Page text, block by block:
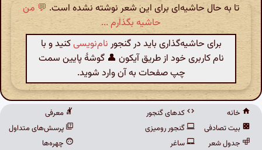
تا به حال حاشیه‌ای برای این شعر نوشته نشده است. 💬 من
حاشیه بگذارم ...
برای حاشیه‌گذاری باید در گنجور نام‌نویسیکنید و با
نام کاربری خود از طریق آیکون 👤 گوشهٔ پایین سمت
چپ صفحات به آن وارد شوید.
خانه
بیت تصادفی
جدول شعر
کدهای گنجور
گنجور رومیزی
ساغر
معرفی
پرسش‌های متداول
چهره‌ها